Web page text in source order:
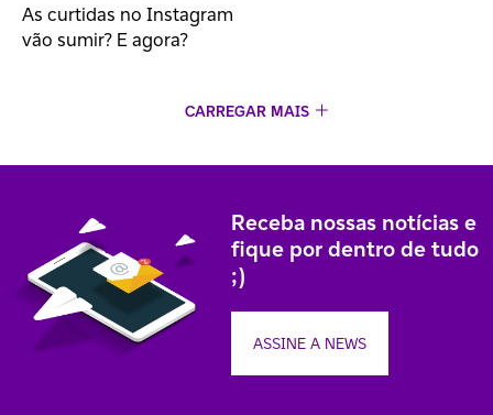
As curtidas no Instagram
vão sumir? E agora?
CARREGAR MAIS
Receba nossas notícias e
fique por dentro de tudo
;)
ASSINE A NEWS